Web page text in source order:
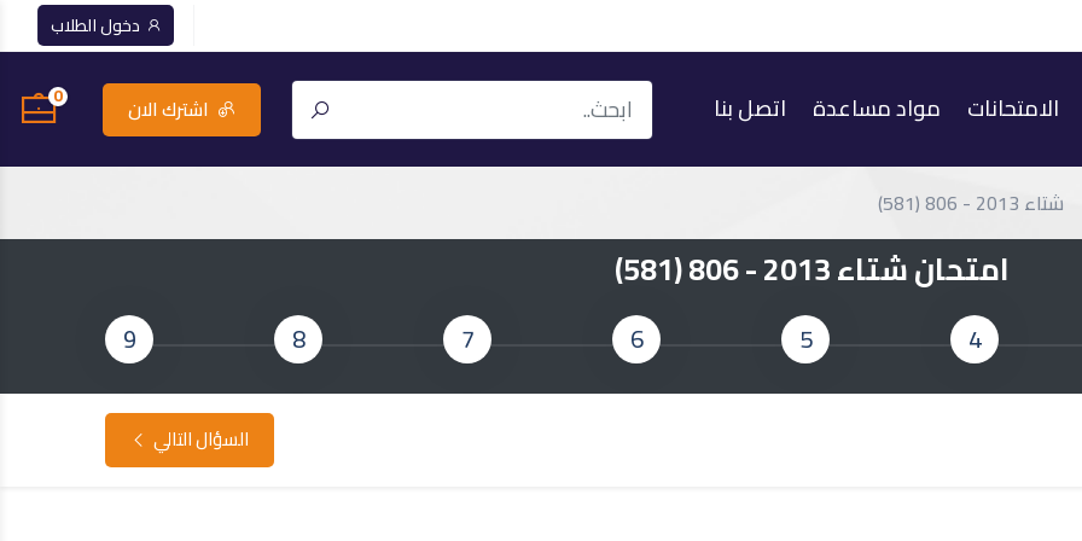
دخول الطلاب
الامتحانات مواد مساعدة اتصل بنا اشترك الان 0
شتاء 2013 - 806 (581)
امتحان شتاء 2013 - 806 (581)
4
5
6
7
8
9
السؤال التالي